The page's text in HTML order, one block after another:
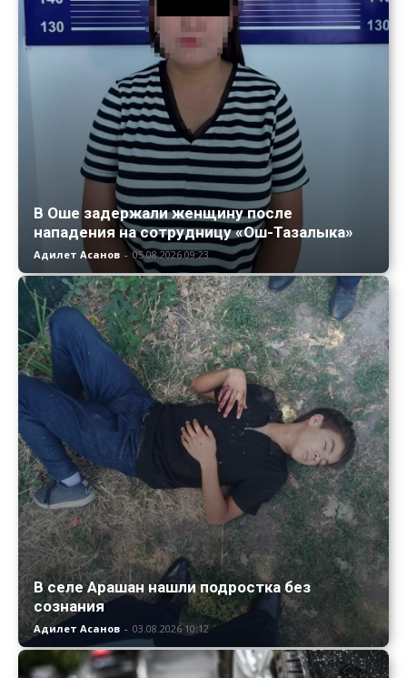
В Оше задержали женщину после
нападения на сотрудницу «Ош-Тазалыка»
Адилет Асанов - 05.08.2026 09:23
В селе Арашан нашли подростка без
сознания
Адилет Асанов - 03.08.2026 10:12